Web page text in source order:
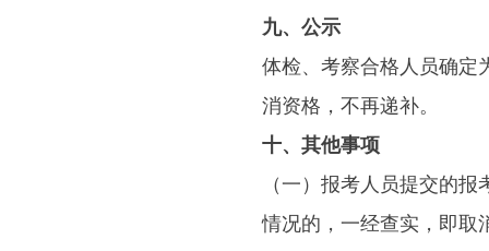
九、公示
体检、考察合格人员确定
消资格，不再递补。
十、其他事项
（一）报考人员提交的
情况的，一经查实，即取